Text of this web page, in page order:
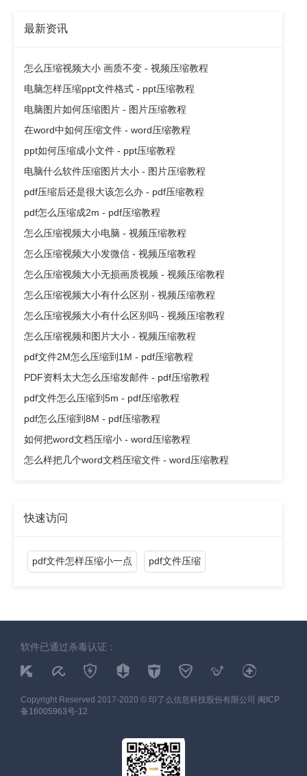
最新资讯
怎么压缩视频大小 画质不变 - 视频压缩教程
电脑怎样压缩ppt文件格式 - ppt压缩教程
电脑图片如何压缩图片 - 图片压缩教程
在word中如何压缩文件 - word压缩教程
ppt如何压缩成小文件 - ppt压缩教程
电脑什么软件压缩图片大小 - 图片压缩教程
pdf压缩后还是很大该怎么办 - pdf压缩教程
pdf怎么压缩成2m - pdf压缩教程
怎么压缩视频大小电脑 - 视频压缩教程
怎么压缩视频大小发微信 - 视频压缩教程
怎么压缩视频大小无损画质视频 - 视频压缩教程
怎么压缩视频大小有什么区别 - 视频压缩教程
怎么压缩视频大小有什么区别吗 - 视频压缩教程
怎么压缩视频和图片大小 - 视频压缩教程
pdf文件2M怎么压缩到1M - pdf压缩教程
PDF资料太大怎么压缩发邮件 - pdf压缩教程
pdf文件怎么压缩到5m - pdf压缩教程
pdf怎么压缩到8M - pdf压缩教程
如何把word文档压缩小 - word压缩教程
怎么样把几个word文档压缩文件 - word压缩教程
快速访问
pdf文件怎样压缩小一点 pdf文件压缩
软件已通过杀毒认证：
Copyright Reserved 2017-2020 © 印了么信息科技股份有限公司 闽ICP
备16005963号-12